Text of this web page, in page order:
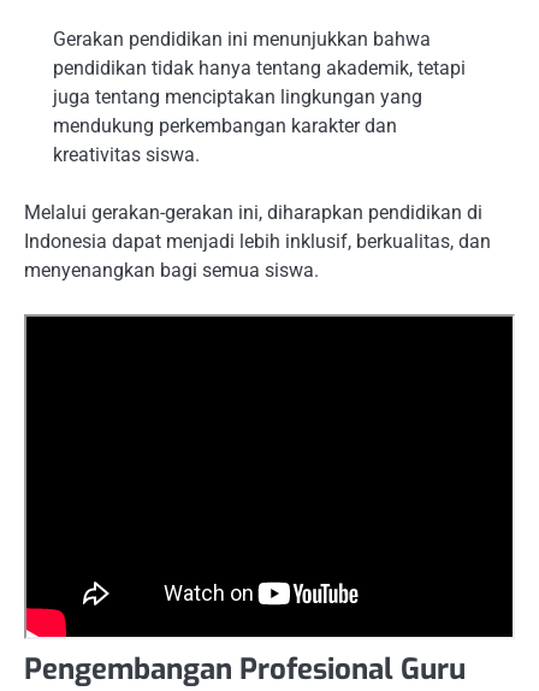
Gerakan pendidikan ini menunjukkan bahwa
pendidikan tidak hanya tentang akademik, tetapi
juga tentang menciptakan lingkungan yang
mendukung perkembangan karakter dan
kreativitas siswa.
Melalui gerakan-gerakan ini, diharapkan pendidikan di
Indonesia dapat menjadi lebih inklusif, berkualitas, dan
menyenangkan bagi semua siswa.
Pengembangan Profesional Guru